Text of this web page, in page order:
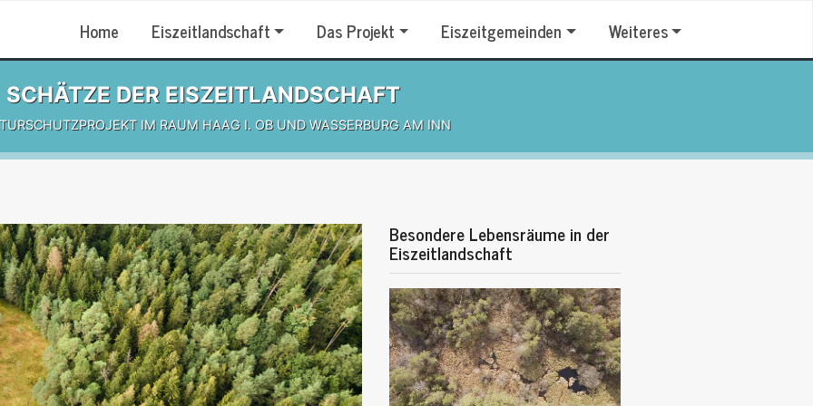
Home Eiszeitlandschaft Das Projekt Eiszeitgemeinden Weiteres
SCHÄTZE DER EISZEITLANDSCHAFT
IM RAUM HAAG I. OB UND WASSERBURG AM INN
Besondere Lebensräume in der
Eiszeitlandschaft